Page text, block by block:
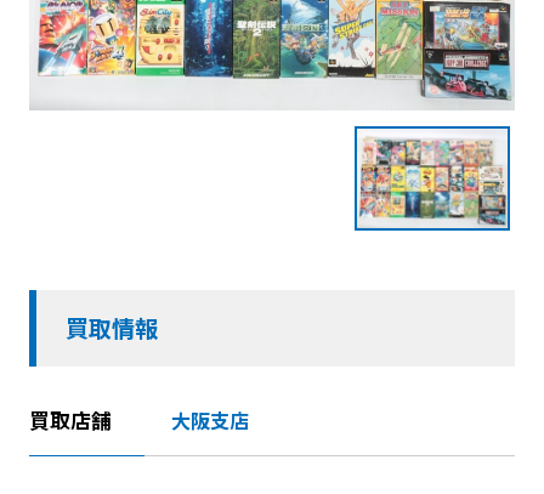
買取情報
買取店舗 大阪支店